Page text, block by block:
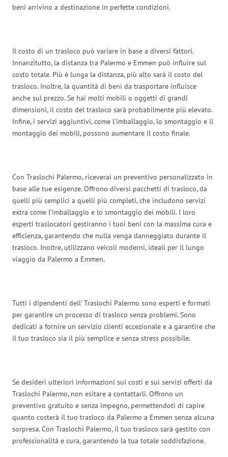
beni arrivino a destinazione in perfette condizioni.
Il costo di un trasloco può variare in base a diversi fattori.
Innanzitutto, la distanza tra Palermo e Emmen può influire sul
costo totale. Più è lunga la distanza, più alto sarà il costo del
trasloco. Inoltre, la quantità di beni da trasportare influisce
anche sul prezzo. Se hai molti mobili o oggetti di grandi
dimensioni, il costo del trasloco sarà probabilmente più elevato.
Infine, i servizi aggiuntivi, come l’imballaggio, lo smontaggio e il
montaggio dei mobili, possono aumentare il costo finale.
Con Traslochi Palermo, riceverai un preventivo personalizzato in
base alle tue esigenze. Offrono diversi pacchetti di trasloco, da
quelli più semplici a quelli più completi, che includono servizi
extra come l’imballaggio e lo smontaggio dei mobili. I loro
esperti traslocatori gestiranno i tuoi beni con la massima cura e
efficienza, garantendo che nulla venga danneggiato durante il
trasloco. Inoltre, utilizzano veicoli moderni, ideali per il lungo
viaggio da Palermo a Emmen.
Tutti i dipendenti dell’ Traslochi Palermo sono esperti e formati
per garantire un processo di trasloco senza problemi. Sono
dedicati a fornire un servizio clienti eccezionale e a garantire che
il tuo trasloco sia il più semplice e senza stress possibile.
Se desideri ulteriori informazioni sui costi e sui servizi offerti da
Traslochi Palermo, non esitare a contattarli. Offrono un
preventivo gratuito e senza impegno, permettendoti di capire
quanto costerà il tuo trasloco da Palermo a Emmen senza alcuna
sorpresa. Con Traslochi Palermo, il tuo trasloco sarà gestito con
professionalità e cura, garantendo la tua totale soddisfazione.